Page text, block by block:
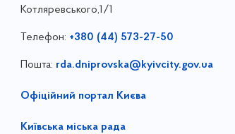
Котляревського,1/1
Телефон: +380 (44) 573-27-50
Пошта: rda.dniprovska@kyivcity.gov.ua
Офіційний портал Києва
Київська міська рада